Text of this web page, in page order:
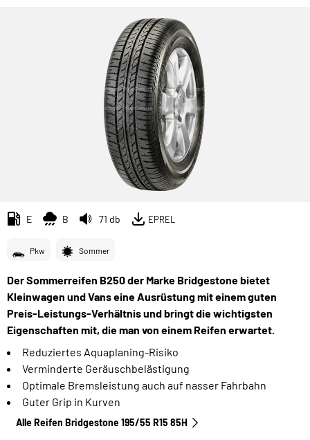
E B 71 db EPREL
Pkw Sommer
Der Sommerreifen B250 der Marke Bridgestone bietet
Kleinwagen und Vans eine Ausrüstung mit einem guten
Preis-Leistungs-Verhältnis und bringt die wichtigsten
Eigenschaften mit, die man von einem Reifen erwartet.
Reduziertes Aquaplaning-Risiko
Verminderte Geräuschbelästigung
Optimale Bremsleistung auch auf nasser Fahrbahn
Guter Grip in Kurven
Alle Reifen Bridgestone 195/55 R15 85H